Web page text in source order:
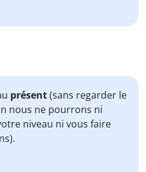
présent(sans regarder le
nous ne pourrons ni
niveau ni vous faire